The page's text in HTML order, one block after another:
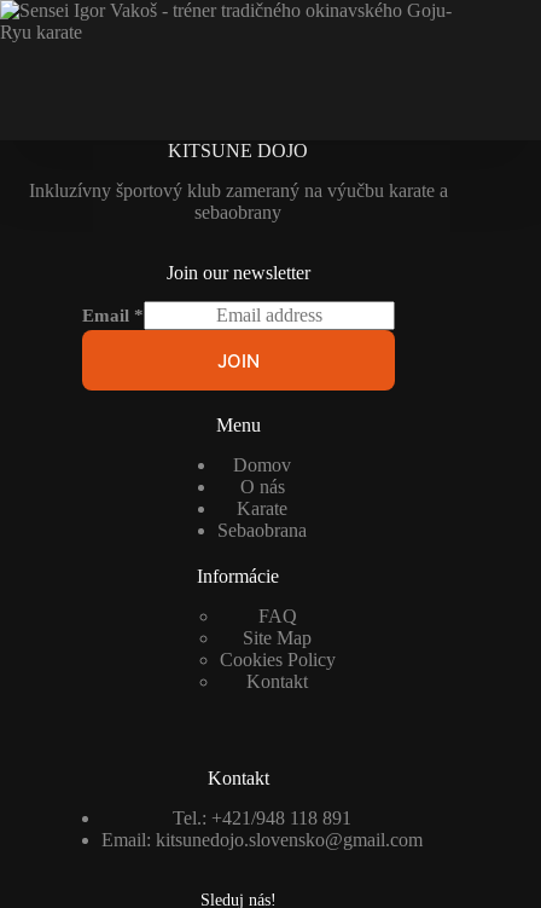
KITSUNE DOJO
Inkluzívny športový klub zameraný na výučbu karate a
sebaobrany
Join our newsletter
Email *
JOIN
Menu
Domov
O nás
Karate
Sebaobrana
Informácie
FAQ
Site Map
Cookies Policy
Kontakt
Kontakt
Tel.: +421/948 118 891
Email:kitsunedojo.slovensko@gmail.com
Sleduj nás!